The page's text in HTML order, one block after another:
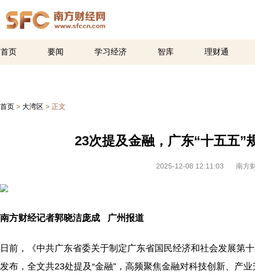
首页 要闻 学习经济 智库 理财通
首页 > 大湾区 > 正文
23次提及金融，广东“十五五”
2025-12-08 12:11:03 南方
南方财经记者郭晓洁庞成 广州报道
日前，《中共广东省委关于制定广东省国民经济和社会发展第
发布，全文共23处提及“金融”，高频聚焦金融对科技创新、产